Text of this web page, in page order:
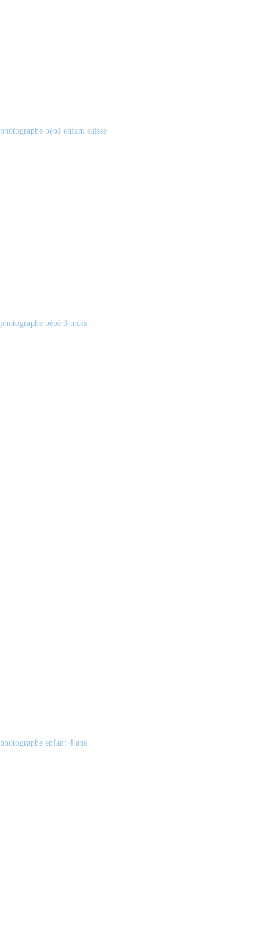
photographe bébé enfant suisse
photographe bébé 3 mois
photographe enfant 4 ans